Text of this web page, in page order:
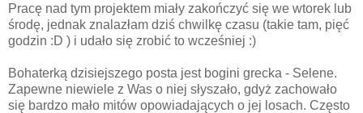
Pracę nad tym projektem miały zakończyć się we wtorek lub
środę, jednak znalazłam dziś chwilkę czasu (takie tam, pięć
godzin :D ) i udało się zrobić to wcześniej :)
Bohaterką dzisiejszego posta jest bogini grecka - Selene.
Zapewne niewiele z Was o niej słyszało, gdyż zachowało
się bardzo mało mitów opowiadających o jej losach. Często